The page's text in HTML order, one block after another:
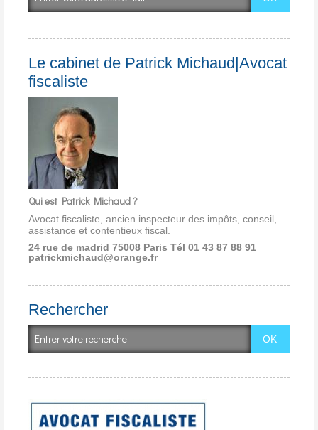
Le cabinet de Patrick Michaud|Avocat
fiscaliste
Qui est Patrick Michaud ?
Avocat fiscaliste, ancien inspecteur des impôts, conseil,
assistance et contentieux fiscal.
24 rue de madrid 75008 Paris Tél 01 43 87 88 91
patrickmichaud@orange.fr
Rechercher